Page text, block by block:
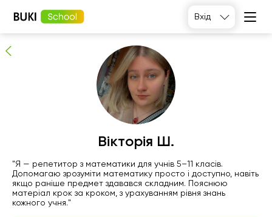
Вхід
Вікторія Ш. Перевірений репетитор
Вікторія Ш.
"Я — репетитор з математики для учнів 5–11 класів.
Допомагаю зрозуміти математику просто і доступно, навіть
якщо раніше предмет здавався складним. Пояснюю
матеріал крок за кроком, з урахуванням рівня знань
кожного учня."
чт
6
пт
7
сб
8
9
Немає